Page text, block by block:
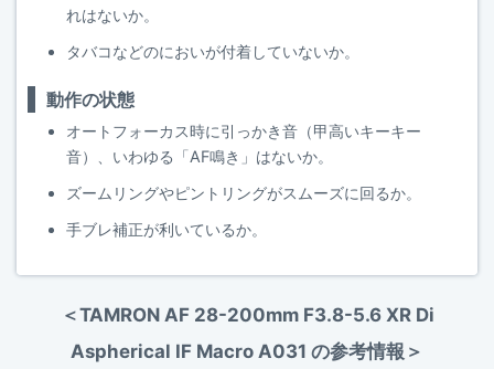
れはないか。
タバコなどのにおいが付着していないか。
動作の状態
オートフォーカス時に引っかき音（甲高いキーキー
音）、いわゆる「AF鳴き」はないか。
ズームリングやピントリングがスムーズに回るか。
手ブレ補正が利いているか。
＜TAMRON AF 28-200mm F3.8-5.6 XR Di
Aspherical IF Macro A031 の参考情報＞